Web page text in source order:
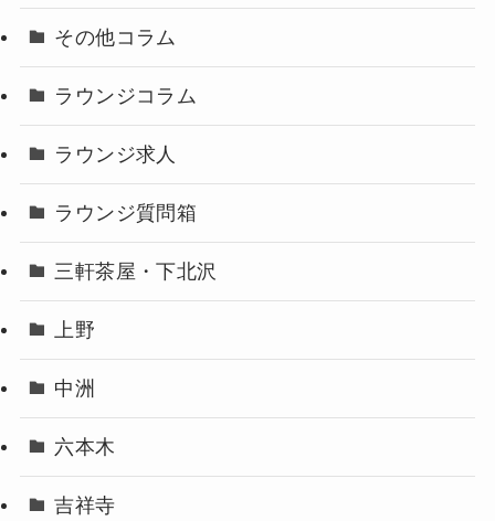
その他コラム
ラウンジコラム
ラウンジ求人
ラウンジ質問箱
三軒茶屋・下北沢
上野
中洲
六本木
吉祥寺